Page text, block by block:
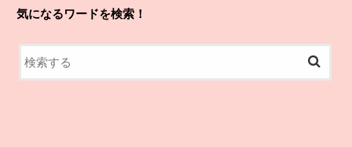
気になるワードを検索！